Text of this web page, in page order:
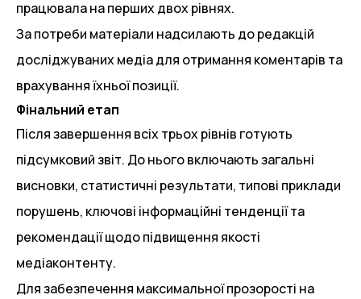
працювала на перших двох рівнях.
За потреби матеріали надсилають до редакцій
досліджуваних медіа для отримання коментарів та
врахування їхньої позиції.
Фінальний етап
Після завершення всіх трьох рівнів готують
підсумковий звіт. До нього включають загальні
висновки, статистичні результати, типові приклади
порушень, ключові інформаційні тенденції та
рекомендації щодо підвищення якості
медіаконтенту.
Для забезпечення максимальної прозорості на